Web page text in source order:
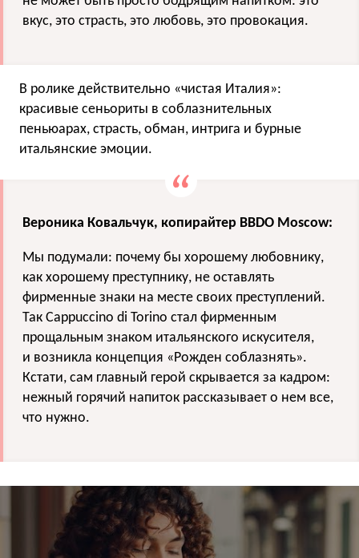
вкус, это страсть, это любовь, это провокация.
В ролике действительно «чистая Италия»:
красивые сеньориты в соблазнительных
пеньюарах, страсть, обман, интрига и бурные
итальянские эмоции.
Вероника Ковальчук, копирайтер BBDO Moscow:
Мы подумали: почему бы хорошему любовнику,
как хорошему преступнику, не оставлять
фирменные знаки на месте своих преступлений.
Так Cappuccino di Torino стал фирменным
прощальным знаком итальянского искусителя,
и возникла концепция «Рожден соблазнять».
Кстати, сам главный герой скрывается за кадром:
нежный горячий напиток рассказывает о нем все,
что нужно.